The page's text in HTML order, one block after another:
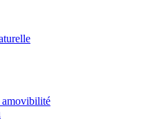
amovibilité